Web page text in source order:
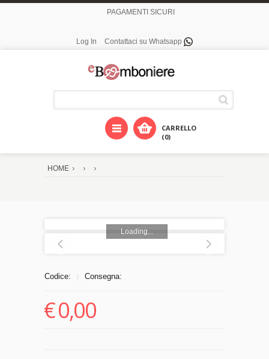
PAGAMENTI SICURI
Log In Contattaci su Whatsapp
CARRELLO
(0)
HOME
Loading...
Codice: Consegna:
€0,00